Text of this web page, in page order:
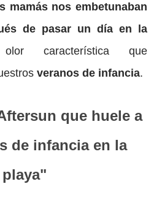
mamás nos embetunaban
de pasar un día en la
característica que
veranos de infancia.
de infancia en la
playa"